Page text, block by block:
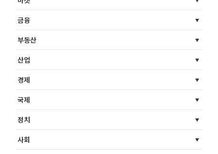
금융
부동산
산업
경제
국제
정치
사회